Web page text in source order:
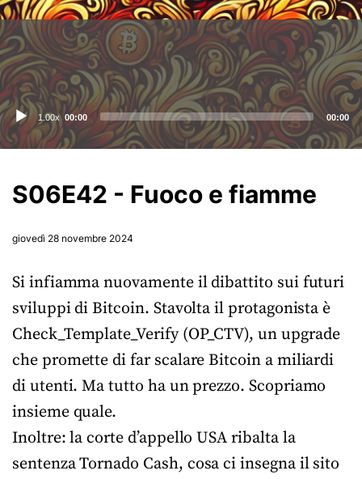
Audio
Player
1.00x 00:00 00:00
S06E42 - Fuoco e fiamme
giovedì 28 novembre 2024
Si infiamma nuovamente il dibattito sui futuri
sviluppi di Bitcoin. Stavolta il protagonista è
Check_Template_Verify (OP_CTV), un upgrade
che promette di far scalare Bitcoin a miliardi
di utenti. Ma tutto ha un prezzo. Scopriamo
insieme quale.
Inoltre: la corte d’appello USA ribalta la
sentenza Tornado Cash, cosa ci insegna il sito